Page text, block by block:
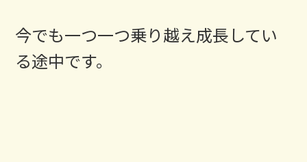
今でも一つ一つ乗り越え成長してい
る途中です。